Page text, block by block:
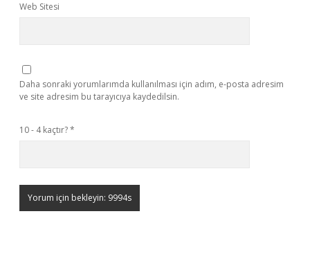
Web Sitesi
Daha sonraki yorumlarımda kullanılması için adım, e-posta adresim
ve site adresim bu tarayıcıya kaydedilsin.
10 - 4 kaçtır?*